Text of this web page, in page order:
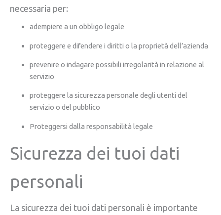
necessaria per:
adempiere a un obbligo legale
proteggere e difendere i diritti o la proprietà dell’azienda
prevenire o indagare possibili irregolarità in relazione al
servizio
proteggere la sicurezza personale degli utenti del
servizio o del pubblico
Proteggersi dalla responsabilità legale
Sicurezza dei tuoi dati
personali
La sicurezza dei tuoi dati personali è importante